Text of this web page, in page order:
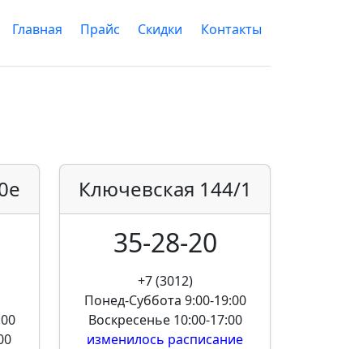
Главная Прайс Скидки Контакты
Ключевская 144/1
35-28-20
+7 (3012)
Понед-Суббота 9:00-19:00
Воскресенье 10:00-17:00
изменилось расписание